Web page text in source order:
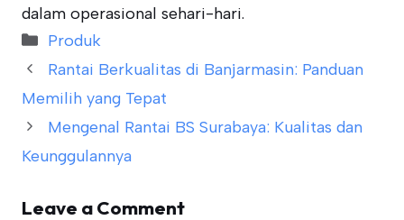
dalam operasional sehari-hari.
Categories
Produk
Rantai Berkualitas di Banjarmasin: Panduan
Memilih yang Tepat
Mengenal Rantai BS Surabaya: Kualitas dan
Keunggulannya
Leave a Comment